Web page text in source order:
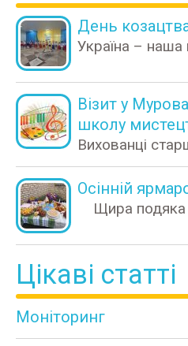
День
Україна – наша
Візит у
школу
Вихованці
Осінній
Щира подяка
Цікаві статті
Моніторинг